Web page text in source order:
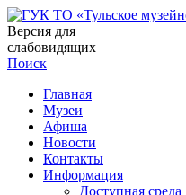
Версия для
слабовидящих
Поиск
Главная
Музеи
Афиша
Новости
Контакты
Информация
Доступная среда